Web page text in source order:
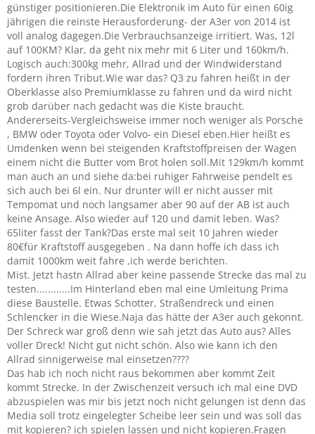
günstiger positionieren.Die Elektronik im Auto für einen 60ig
jährigen die reinste Herausforderung- der A3er von 2014 ist
voll analog dagegen.Die Verbrauchsanzeige irritiert. Was, 12l
auf 100KM? Klar, da geht nix mehr mit 6 Liter und 160km/h.
Logisch auch:300kg mehr, Allrad und der Windwiderstand
fordern ihren Tribut.Wie war das? Q3 zu fahren heißt in der
Oberklasse also Premiumklasse zu fahren und da wird nicht
grob darüber nach gedacht was die Kiste braucht.
Andererseits-Vergleichsweise immer noch weniger als Porsche
, BMW oder Toyota oder Volvo- ein Diesel eben.Hier heißt es
Umdenken wenn bei steigenden Kraftstoffpreisen der Wagen
einem nicht die Butter vom Brot holen soll.Mit 129km/h kommt
man auch an und siehe da:bei ruhiger Fahrweise pendelt es
sich auch bei 6l ein. Nur drunter will er nicht ausser mit
Tempomat und noch langsamer aber 90 auf der AB ist auch
keine Ansage. Also wieder auf 120 und damit leben. Was?
65liter fasst der Tank?Das erste mal seit 10 Jahren wieder
80€für Kraftstoff ausgegeben . Na dann hoffe ich dass ich
damit 1000km weit fahre ,ich werde berichten.
Mist. Jetzt hastn Allrad aber keine passende Strecke das mal zu
testen............Im Hinterland eben mal eine Umleitung Prima
diese Baustelle. Etwas Schotter, Straßendreck und einen
Schlencker in die Wiese.Naja das hätte der A3er auch gekonnt.
Der Schreck war groß denn wie sah jetzt das Auto aus? Alles
voller Dreck! Nicht gut nicht schön. Also wie kann ich den
Allrad sinnigerweise mal einsetzen????
Das hab ich noch nicht raus bekommen aber kommt Zeit
kommt Strecke. In der Zwischenzeit versuch ich mal eine DVD
abzuspielen was mir bis jetzt noch nicht gelungen ist denn das
Media soll trotz eingelegter Scheibe leer sein und was soll das
mit kopieren? ich spielen lassen und nicht kopieren.Fragen